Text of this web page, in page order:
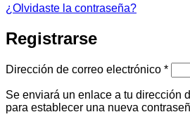
¿Olvidaste la contraseña?
Registrarse
Dirección de correo electrónico *
Se enviará un enlace a tu dirección
para establecer una nueva